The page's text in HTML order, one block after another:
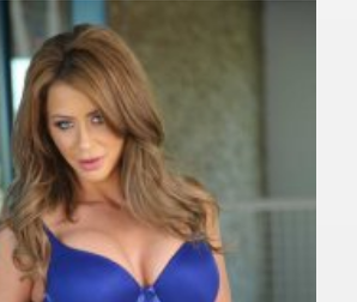
Butt Plug Sex Diemerbrug
Gilles Marini Stor Penis, Voksen